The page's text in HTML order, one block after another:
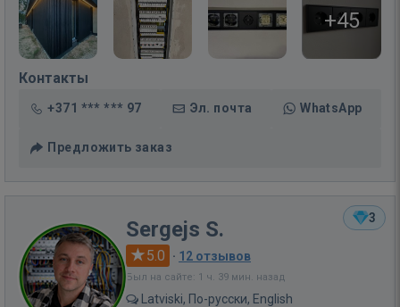
+45
Контакты
+371 *** *** 97 Эл. почта WhatsApp
Предложить заказ
3
Sergejs S.
5.0 · 12 отзывов
Был на сайте: 1 ч. 39 мин. назад
Latviski, По-русски, English